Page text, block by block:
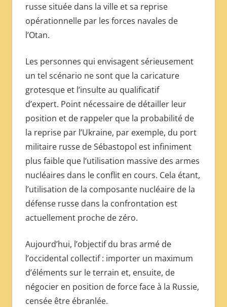
russe située dans la ville et sa reprise
opérationnelle par les forces navales de
l’Otan.
Les personnes qui envisagent sérieusement
un tel scénario ne sont que la caricature
grotesque et l’insulte au qualificatif
d’expert. Point nécessaire de détailler leur
position et de rappeler que la probabilité de
la reprise par l’Ukraine, par exemple, du port
militaire russe de Sébastopol est infiniment
plus faible que l’utilisation massive des armes
nucléaires dans le conflit en cours. Cela étant,
l’utilisation de la composante nucléaire de la
défense russe dans la confrontation est
actuellement proche de zéro.
Aujourd’hui, l’objectif du bras armé de
l’occidental collectif : importer un maximum
d’éléments sur le terrain et, ensuite, de
négocier en position de force face à la Russie,
censée être ébranlée.